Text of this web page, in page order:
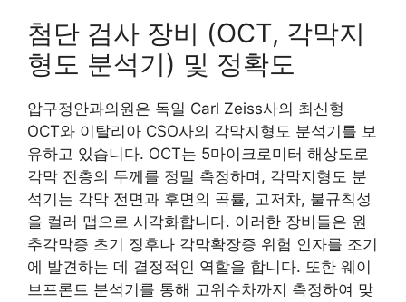
첨단 검사 장비 (OCT, 각막지
형도 분석기) 및 정확도
압구정안과의원은 독일 Carl Zeiss사의 최신형
OCT와 이탈리아 CSO사의 각막지형도 분석기를 보
유하고 있습니다. OCT는 5마이크로미터 해상도로
각막 전층의 두께를 정밀 측정하며, 각막지형도 분
석기는 각막 전면과 후면의 곡률, 고저차, 불규칙성
을 컬러 맵으로 시각화합니다. 이러한 장비들은 원
추각막증 초기 징후나 각막확장증 위험 인자를 조기
에 발견하는 데 결정적인 역할을 합니다. 또한 웨이
브프론트 분석기를 통해 고위수차까지 측정하여 맞